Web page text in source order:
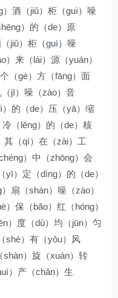
）酒（jiǔ）柜（guì）噪
）的（de）原
jiǔ）柜（guì）噪
）来（lái）源（yuán）
（gè）方（fāng）面
（jī）噪（zào）音
）的（de）压（yā）缩
（lěng）的（de）核
其（qí）在（zài）工
）中（zhōng）会
yī）定（dìng）的（de）
扇（shàn）噪（zào）
保（bǎo）红（hóng）
）度（dù）均（jūn）匀
shè）有（yǒu）风
shàn）旋（xuán）转
）产（chǎn）生